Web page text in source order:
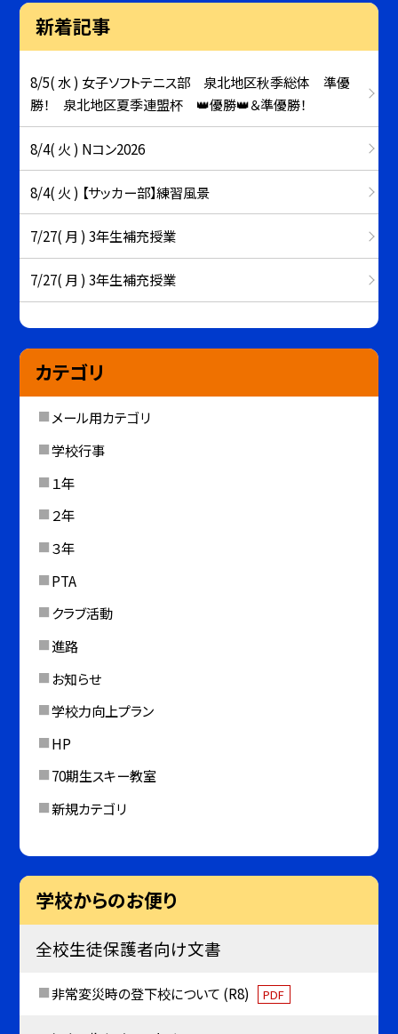
新着記事
8/5( 水 ) 女子ソフトテニス部 泉北地区秋季総体 準優
勝！ 泉北地区夏季連盟杯 👑優勝👑＆準優勝！
8/4( 火 ) Nコン2026
8/4( 火 ) 【サッカー部】練習風景
7/27( 月 ) 3年生補充授業
7/27( 月 ) 3年生補充授業
カテゴリ
メール用カテゴリ
学校行事
１年
２年
３年
PTA
クラブ活動
進路
お知らせ
学校力向上プラン
HP
70期生スキー教室
新規カテゴリ
学校からのお便り
全校生徒保護者向け文書
非常変災時の登下校について (R8) PDF